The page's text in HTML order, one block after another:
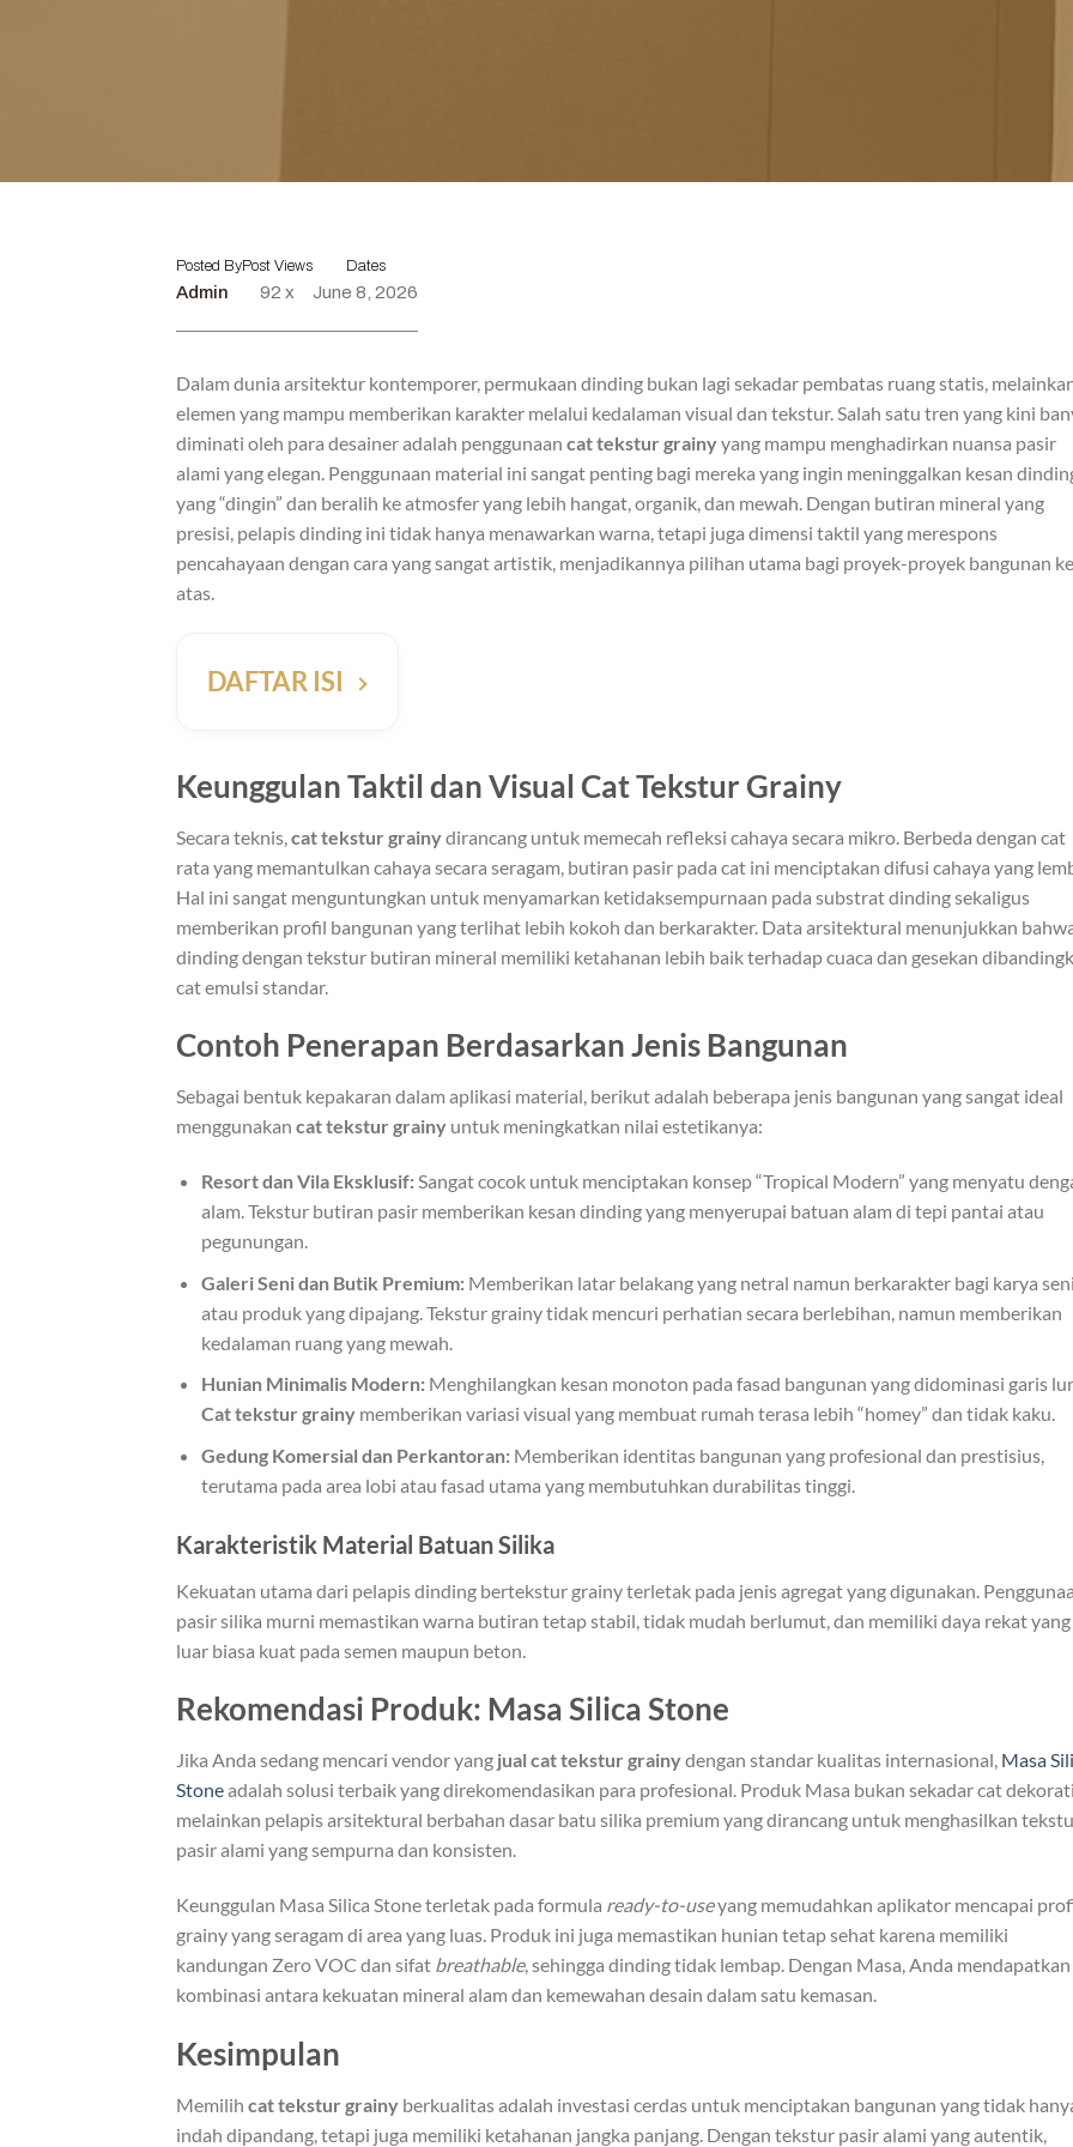
Posted By
Admin
Post Views
92 x
Dates
June 8, 2026
Dalam dunia arsitektur kontemporer, permukaan dinding bukan lagi sekadar pembatas ruang statis,
elemen yang mampu memberikan karakter melalui kedalaman visual dan tekstur. Salah satu tren yang kini
diminati oleh para desainer adalah penggunaan cat tekstur grainyyang mampu menghadirkan nuansa pasir
alami yang elegan. Penggunaan material ini sangat penting bagi mereka yang ingin meninggalkan kesan
yang “dingin” dan beralih ke atmosfer yang lebih hangat, organik, dan mewah. Dengan butiran mineral yang
presisi, pelapis dinding ini tidak hanya menawarkan warna, tetapi juga dimensi taktil yang merespons
pencahayaan dengan cara yang sangat artistik, menjadikannya pilihan utama bagi proyek-proyek bangunan
atas.
DAFTAR ISI
Keunggulan Taktil dan Visual Cat Tekstur Grainy
Secara teknis, cat tekstur grainydirancang untuk memecah refleksi cahaya secara mikro. Berbeda dengan cat
rata yang memantulkan cahaya secara seragam, butiran pasir pada cat ini menciptakan difusi cahaya yang
Hal ini sangat menguntungkan untuk menyamarkan ketidaksempurnaan pada substrat dinding sekaligus
memberikan profil bangunan yang terlihat lebih kokoh dan berkarakter. Data arsitektural menunjukkan
dinding dengan tekstur butiran mineral memiliki ketahanan lebih baik terhadap cuaca dan gesekan
cat emulsi standar.
Contoh Penerapan Berdasarkan Jenis Bangunan
Sebagai bentuk kepakaran dalam aplikasi material, berikut adalah beberapa jenis bangunan yang sangat ideal
menggunakan cat tekstur grainy untuk meningkatkan nilai estetikanya:
Resort dan Vila Eksklusif:Sangat cocok untuk menciptakan konsep “Tropical Modern” yang menyatu
alam. Tekstur butiran pasir memberikan kesan dinding yang menyerupai batuan alam di tepi pantai atau
pegunungan.
Galeri Seni dan Butik Premium:Memberikan latar belakang yang netral namun berkarakter bagi karya seni
atau produk yang dipajang. Tekstur grainy tidak mencuri perhatian secara berlebihan, namun memberikan
kedalaman ruang yang mewah.
Hunian Minimalis Modern:Menghilangkan kesan monoton pada fasad bangunan yang didominasi garis
Cat tekstur grainymemberikan variasi visual yang membuat rumah terasa lebih “homey” dan tidak kaku.
Gedung Komersial dan Perkantoran:Memberikan identitas bangunan yang profesional dan prestisius,
terutama pada area lobi atau fasad utama yang membutuhkan durabilitas tinggi.
Karakteristik Material Batuan Silika
Kekuatan utama dari pelapis dinding bertekstur grainy terletak pada jenis agregat yang digunakan.
pasir silika murni memastikan warna butiran tetap stabil, tidak mudah berlumut, dan memiliki daya rekat yang
luar biasa kuat pada semen maupun beton.
Rekomendasi Produk: Masa Silica Stone
Jika Anda sedang mencari vendor yang jual cat tekstur grainydengan standar kualitas internasional, Masa
Stoneadalah solusi terbaik yang direkomendasikan para profesional. Produk Masa bukan sekadar cat
melainkan pelapis arsitektural berbahan dasar batu silika premium yang dirancang untuk menghasilkan
pasir alami yang sempurna dan konsisten.
Keunggulan Masa Silica Stone terletak pada formula ready-to-useyang memudahkan aplikator mencapai
grainy yang seragam di area yang luas. Produk ini juga memastikan hunian tetap sehat karena memiliki
kandungan Zero VOC dan sifat breathable, sehingga dinding tidak lembap. Dengan Masa, Anda mendapatkan
kombinasi antara kekuatan mineral alam dan kemewahan desain dalam satu kemasan.
Kesimpulan
Memilih cat tekstur grainy berkualitas adalah investasi cerdas untuk menciptakan bangunan yang tidak
indah dipandang, tetapi juga memiliki ketahanan jangka panjang. Dengan tekstur pasir alami yang autentik,